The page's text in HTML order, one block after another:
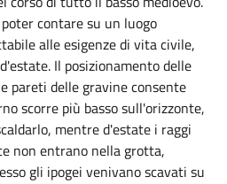
contare su un luogo
alle esigenze di vita civile,
Il posizionamento delle
pareti delle gravine consente
scorre più basso sull'orizzonte,
mentre d'estate i raggi
non entrano nella grotta,
gli ipogei venivano scavati su